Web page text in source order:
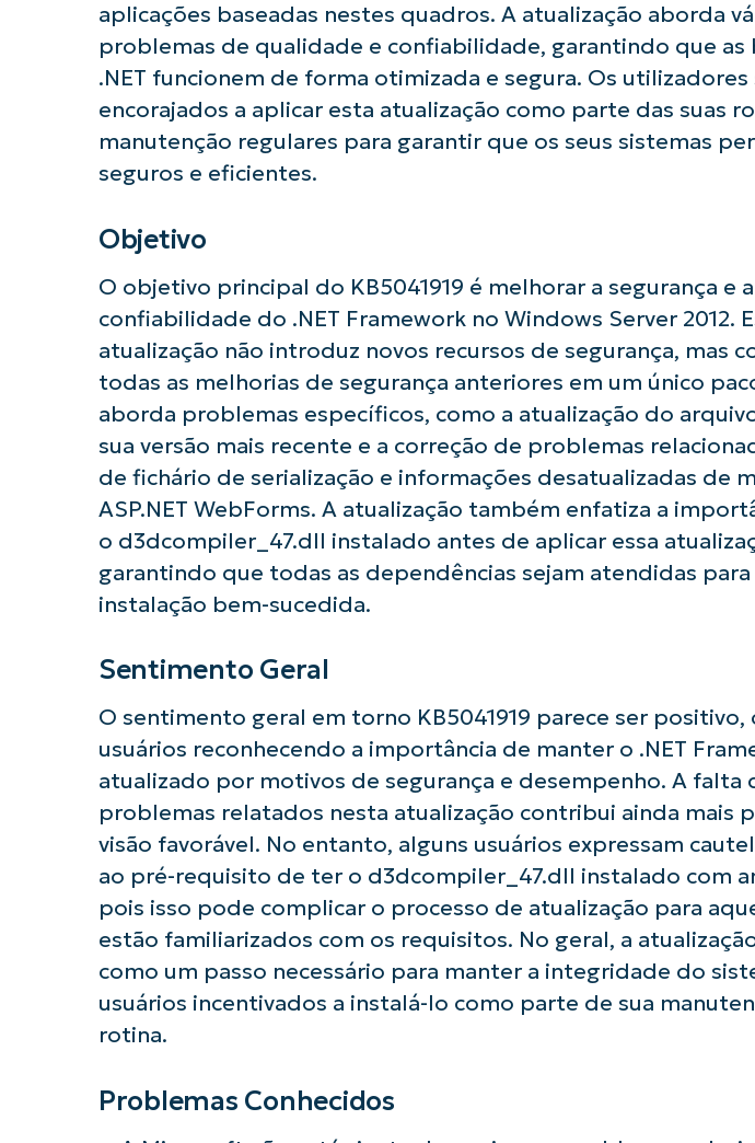
aplicações baseadas nestes quadros. A atualização aborda
problemas de qualidade e confiabilidade, garantindo que as
.NET funcionem de forma otimizada e segura. Os utilizadores
encorajados a aplicar esta atualização como parte das suas
manutenção regulares para garantir que os seus sistemas
seguros e eficientes.
Objetivo
O objetivo principal do KB5041919 é melhorar a segurança e a
confiabilidade do .NET Framework no Windows Server 2012.
atualização não introduz novos recursos de segurança, mas
todas as melhorias de segurança anteriores em um único
aborda problemas específicos, como a atualização do
sua versão mais recente e a correção de problemas
de fichário de serialização e informações desatualizadas de
ASP.NET WebForms. A atualização também enfatiza a
o d3dcompiler_47.dll instalado antes de aplicar essa
garantindo que todas as dependências sejam atendidas para
instalação bem-sucedida.
Sentimento Geral
O sentimento geral em torno KB5041919 parece ser positivo,
usuários reconhecendo a importância de manter o .NET
atualizado por motivos de segurança e desempenho. A falta
problemas relatados nesta atualização contribui ainda mais
visão favorável. No entanto, alguns usuários expressam
ao pré-requisito de ter o d3dcompiler_47.dll instalado com
pois isso pode complicar o processo de atualização para
estão familiarizados com os requisitos. No geral, a
como um passo necessário para manter a integridade do
usuários incentivados a instalá-lo como parte de sua
rotina.
Problemas Conhecidos
Comece a usar as análises de KB
and
last
name*
Business
email*
Phone
number*
País